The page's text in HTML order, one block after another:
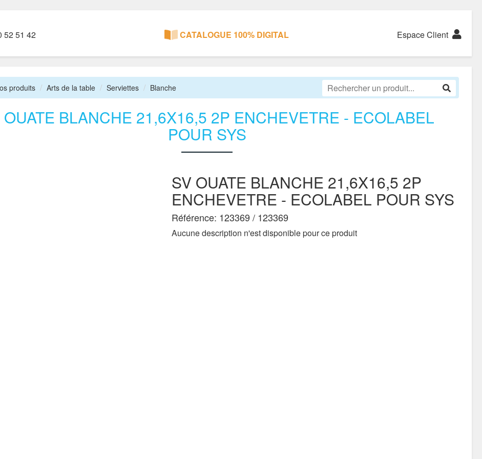
52 51 42 CATALOGUE 100% DIGITAL Espace Client
produits Arts de la table Serviettes Blanche
OUATE BLANCHE 21,6X16,5 2P ENCHEVETRE - ECOLABEL
POUR SYS
SV OUATE BLANCHE 21,6X16,5 2P
ENCHEVETRE - ECOLABEL POUR SYS
Référence: 123369 / 123369
Aucune description n'est disponible pour ce produit